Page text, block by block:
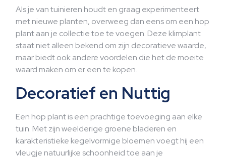
Als je van tuinieren houdt en graag experimenteert
met nieuwe planten, overweeg dan eens om een hop
plant aan je collectie toe te voegen. Deze klimplant
staat niet alleen bekend om zijn decoratieve waarde,
maar biedt ook andere voordelen die het de moeite
waard maken om er een te kopen.
Decoratief en Nuttig
Een hop plant is een prachtige toevoeging aan elke
tuin. Met zijn weelderige groene bladeren en
karakteristieke kegelvormige bloemen voegt hij een
vleugje natuurlijke schoonheid toe aan je